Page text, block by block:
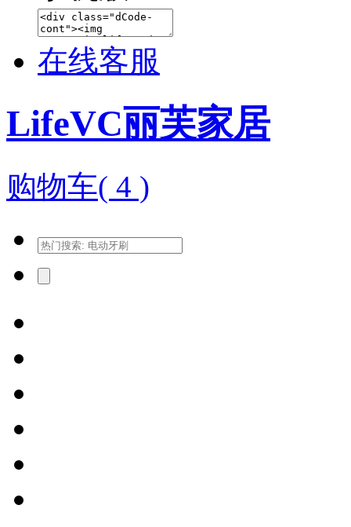
在线客服
LifeVC丽芙家居
购物车( 4 )